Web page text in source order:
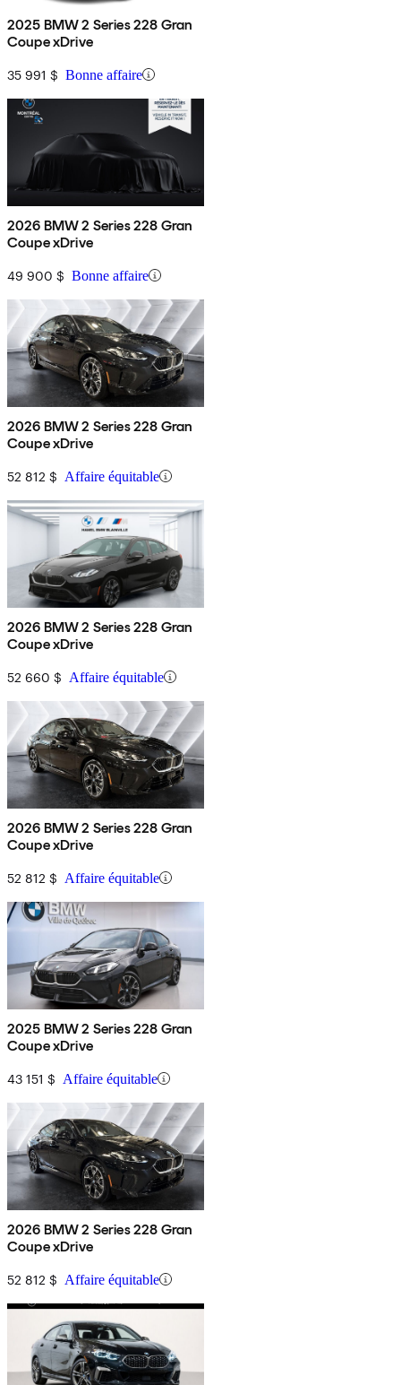
2025 BMW 2 Series 228 Gran
Coupe xDrive
35 991 $ Bonne affaire
2026 BMW 2 Series 228 Gran
Coupe xDrive
49 900 $ Bonne affaire
2026 BMW 2 Series 228 Gran
Coupe xDrive
52 812 $ Affaire équitable
2026 BMW 2 Series 228 Gran
Coupe xDrive
52 660 $ Affaire équitable
2026 BMW 2 Series 228 Gran
Coupe xDrive
52 812 $ Affaire équitable
2025 BMW 2 Series 228 Gran
Coupe xDrive
43 151 $ Affaire équitable
2026 BMW 2 Series 228 Gran
Coupe xDrive
52 812 $ Affaire équitable